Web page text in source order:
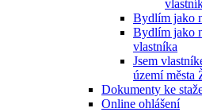
Bydlím jako
Bydlím jako
vlastníka
Jsem
území města
Dokumenty ke
Online ohlášení